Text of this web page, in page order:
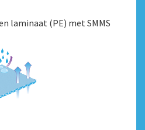
laminaat (PE) met SMMS